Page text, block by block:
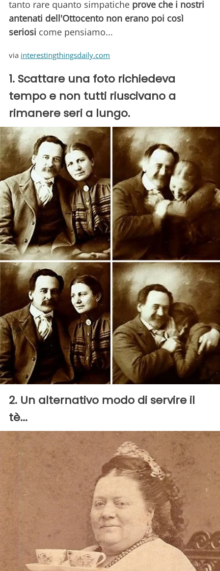
tanto rare quanto simpatiche prove che i nostri
antenati dell'Ottocento non erano poi così
seriosi come pensiamo...
via interestingthingsdaily.com
1. Scattare una foto richiedeva
tempo e non tutti riuscivano a
rimanere seri a lungo.
2. Un alternativo modo di servire il
tè...